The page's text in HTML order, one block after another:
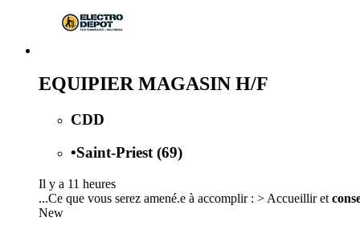
EQUIPIER MAGASIN H/F
CDD
•Saint-Priest (69)
Il y a 11 heures
...Ce que vous serez amené.e à accomplir : > Accueillir et
New